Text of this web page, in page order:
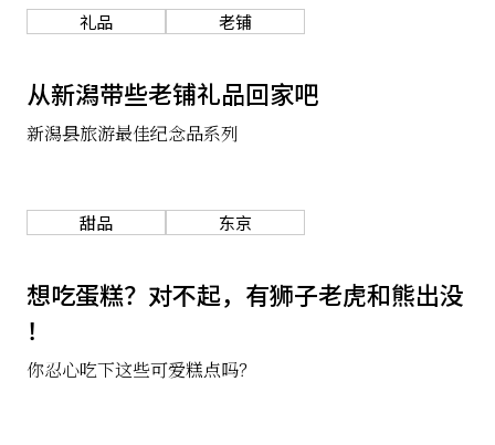
生活
礼品 老铺
从新潟带些老铺礼品回家吧
新潟县旅游最佳纪念品系列
甜品 东京
想吃蛋糕？对不起，有狮子老虎和熊出没
！
你忍心吃下这些可爱糕点吗？